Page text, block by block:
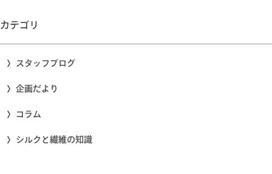
カテゴリ
スタッフブログ
企画だより
コラム
シルクと繊維の知識